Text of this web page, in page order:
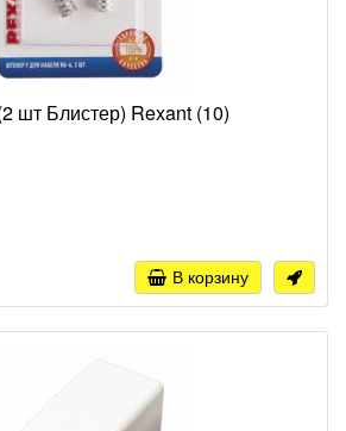
шт Блистер) Rexant (10)
В корзину